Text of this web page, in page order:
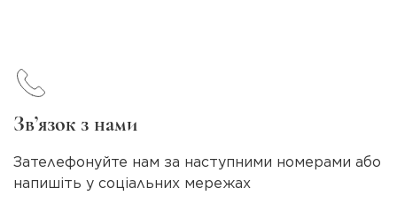
Зв’язок з нами
Зателефонуйте нам за наступними номерами або
напишіть у соціальних мережах